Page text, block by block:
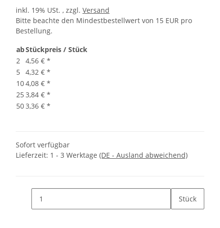
inkl. 19% USt. , zzgl. Versand
Bitte beachte den Mindestbestellwert von 15 EUR pro
Bestellung.
abStückpreis / Stück
2 4,56 € *
5
4,32 € *
104,08 € *
25 3,84 € *
503,36 € *
Sofort verfügbar
Lieferzeit: 1 - 3 Werktage (DE - Ausland abweichend)
Stück